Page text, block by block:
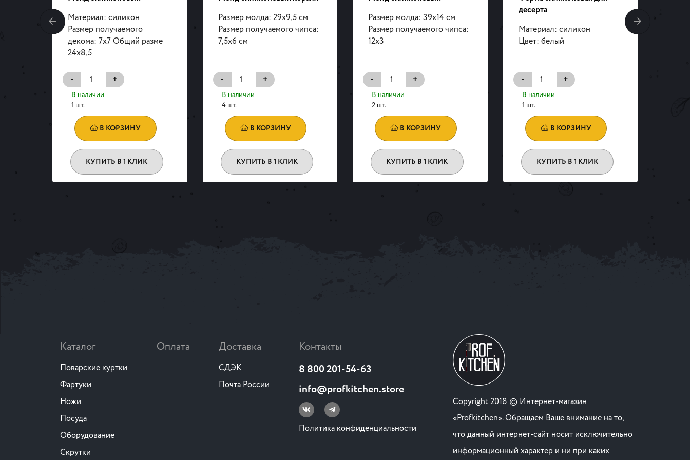
Материал: силикон
Размер получаемого
декома: 7х7 Общий разме
24х8,5
- +
В наличии
1 шт.
В КОРЗИНУ
КУПИТЬ В 1 КЛИК
Размер молда: 29х9,5 см
Размер получаемого чипса:
7,5х6 см
- +
В наличии
4 шт.
В КОРЗИНУ
КУПИТЬ В 1 КЛИК
Размер молда: 39х14 см
Размер получаемого чипса:
12х3
- +
В наличии
2 шт.
В КОРЗИНУ
КУПИТЬ В 1 КЛИК
десерта
Материал: силикон
Цвет: белый
- +
В наличии
1 шт.
В КОРЗИНУ
КУПИТЬ В 1 КЛИК
Каталог
Поварские куртки
Фартуки
Ножи
Посуда
Оборудование
Скрутки
Оплата Доставка
СДЭК
Почта России
Контакты
8 800 201-54-63
info@profkitchen.store
Политика конфиденциальности
Copyright 2018 © Интернет-магазин
«Profkitchen». Обращаем Ваше внимание на то,
что данный интернет-сайт носит исключительно
информационный характер и ни при каких